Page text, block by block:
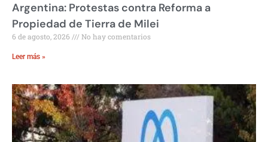
Argentina: Protestas contra Reforma a
Propiedad de Tierra de Milei
6 de agosto, 2026 No hay comentarios
Leer más »